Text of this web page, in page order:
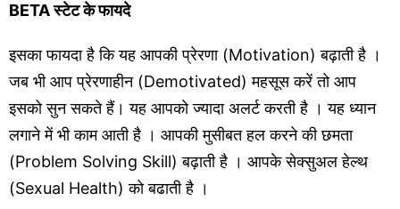
BETA स्टेट के फायदे
इसका फायदा है कि यह आपकी प्रेरणा (Motivation) बढ़ाती है ।
जब भी आप प्रेरणाहीन (Demotivated) महसूस करें तो आप
इसको सुन सकते हैं। यह आपको ज्यादा अलर्ट करती है । यह ध्यान
लगाने में भी काम आती है । आपकी मुसीबत हल करने की छमता
(Problem Solving Skill) बढ़ाती है । आपके सेक्सुअल हेल्थ
(Sexual Health) को बढाती है ।